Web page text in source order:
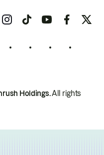
Holdings.All rights